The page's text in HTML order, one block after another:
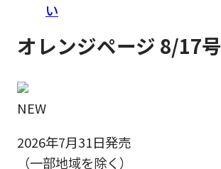
い
オレンジページ 8/17号
NEW
2026年7月31日発売
（一部地域を除く）